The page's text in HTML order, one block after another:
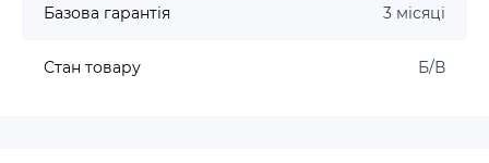
Базова гарантія 3 місяці
Стан товару Б/В